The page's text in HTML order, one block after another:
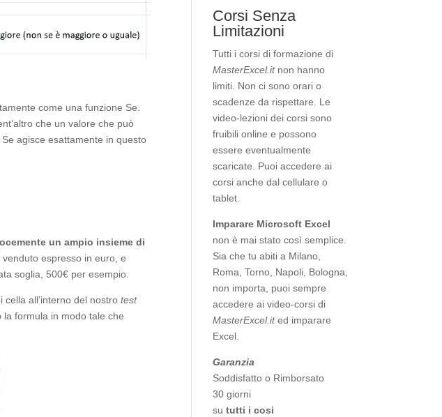
come una funzione Se.
che un valore che può
agisce esattamente in questo
un ampio insieme di
espresso in euro, e
soglia, 500€ per esempio.
cella all’interno del nostrotest
la formula in modo tale che
Corsi Senza
Limitazioni
Tutti i corsi di formazione di
MasterExcel.itnon hanno
limiti. Non ci sono orari o
scadenze da rispettare. Le
video-lezioni dei corsi sono
fruibili online e possono
essere eventualmente
scaricate. Puoi accedere ai
corsi anche dal cellulare o
tablet.
Imparare Microsoft Excel
non è mai stato così semplice.
Sia che tu abiti a Milano,
Roma, Torno, Napoli, Bologna,
non importa, puoi sempre
accedere ai video-corsi di
MasterExcel.ited imparare
Excel.
Garanzia
Soddisfatto o Rimborsato
30 giorni
su tutti i cosi